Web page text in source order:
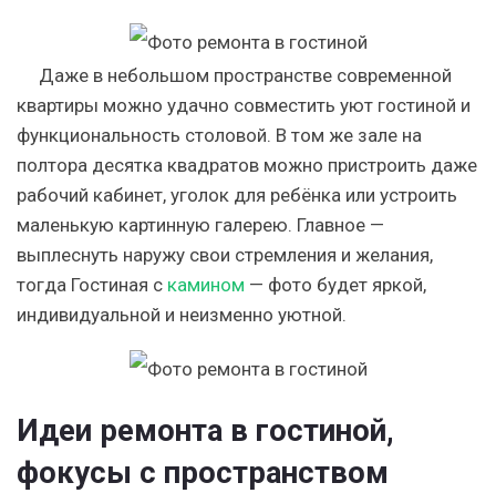
Даже в небольшом пространстве современной
квартиры можно удачно совместить уют гостиной и
функциональность столовой. В том же зале на
полтора десятка квадратов можно пристроить даже
рабочий кабинет, уголок для ребёнка или устроить
маленькую картинную галерею. Главное —
выплеснуть наружу свои стремления и желания,
тогда Гостиная с камином — фото будет яркой,
индивидуальной и неизменно уютной.
Идеи ремонта в гостиной,
фокусы с пространством